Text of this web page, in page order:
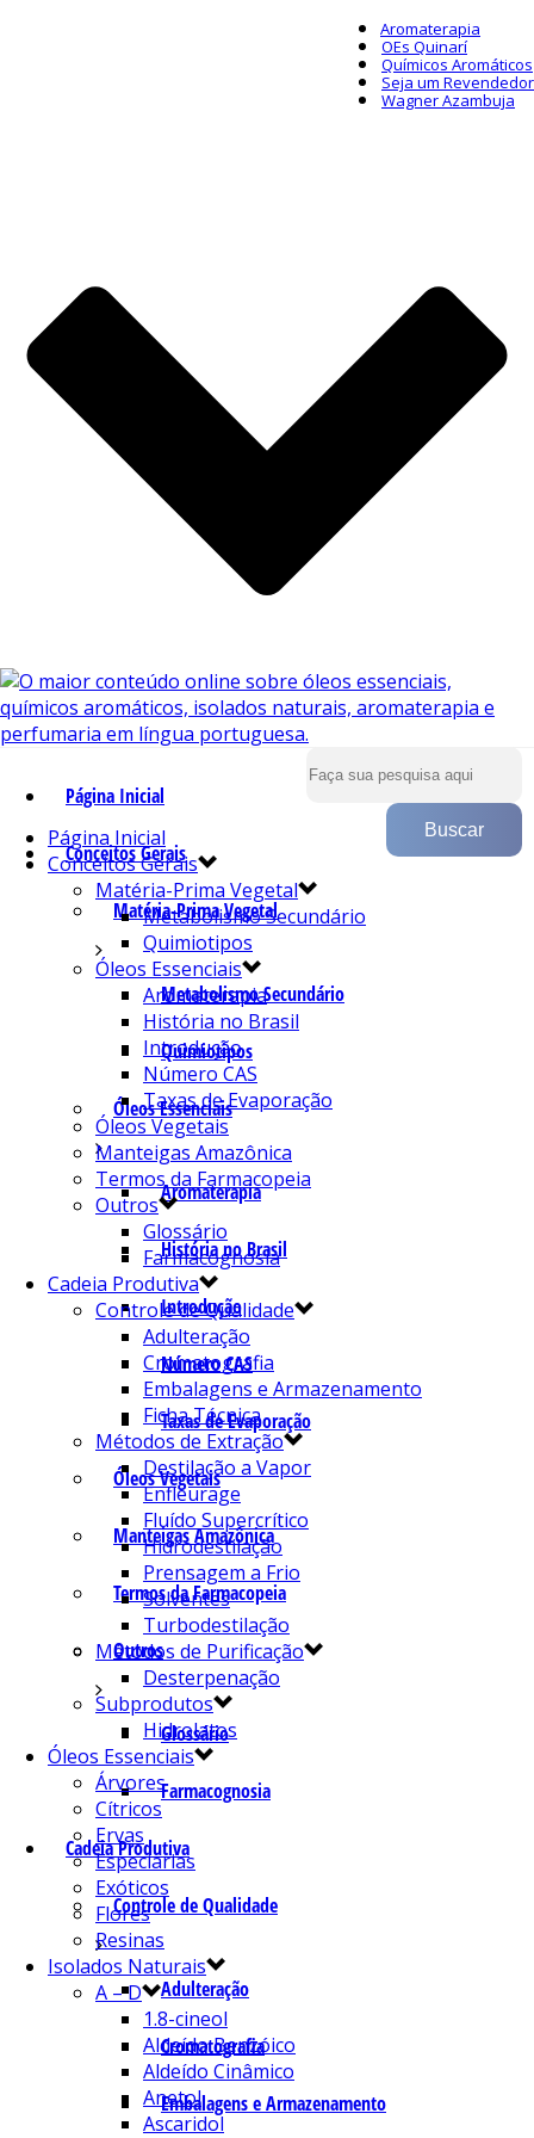
Aromaterapia
OEs Quinarí
Químicos Aromáticos
Seja um Revendedor
Wagner Azambuja
Página Inicial
Conceitos Gerais
Matéria-Prima Vegetal
Metabolismo Secundário
Quimiotipos
Óleos Essenciais
Aromaterapia
História no Brasil
Introdução
Número CAS
Taxas de Evaporação
Óleos Vegetais
Manteigas Amazônica
Termos da Farmacopeia
Outros
Glossário
Farmacognosia
Cadeia Produtiva
Controle de Qualidade
Adulteração
Cromatografia
Embalagens e Armazenamento
Página Inicial
Conceitos Gerais
Matéria-Prima Vegetal
Metabolismo Secundário
Quimiotipos
Óleos Essenciais
Aromaterapia
História no Brasil
Introdução
Número CAS
Taxas de Evaporação
Óleos Vegetais
Manteigas Amazônica
Termos da Farmacopeia
Outros
Glossário
Farmacognosia
Cadeia Produtiva
Controle de Qualidade
Adulteração
Cromatografia
Embalagens e Armazenamento
Ficha Técnica
Métodos de Extração
Destilação a Vapor
Enfleurage
Fluído Supercrítico
Hidrodestilação
Prensagem a Frio
Solventes
Turbodestilação
Métodos de Purificação
Desterpenação
Subprodutos
Hidrolatos
Óleos Essenciais
Árvores
Cítricos
Ervas
Especiarias
Exóticos
Flores
Resinas
Isolados Naturais
A – D
1.8-cineol
Aldeído Benzóico
Aldeído Cinâmico
Anetol
Ascaridol